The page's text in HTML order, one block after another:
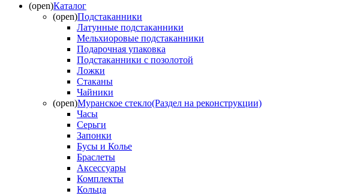
(open)Каталог
(open)Подстаканники
Латунные подстаканники
Мельхиоровые подстаканники
Подарочная упаковка
Подстаканники с позолотой
Ложки
Стаканы
Чайники
(open)Муранское стекло(Раздел на реконструкции)
Часы
Серьги
Запонки
Бусы и Колье
Браслеты
Аксессуары
Комплекты
Кольца